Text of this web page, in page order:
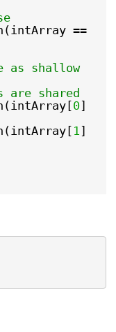
==
shallow
shared
0]
1 ]